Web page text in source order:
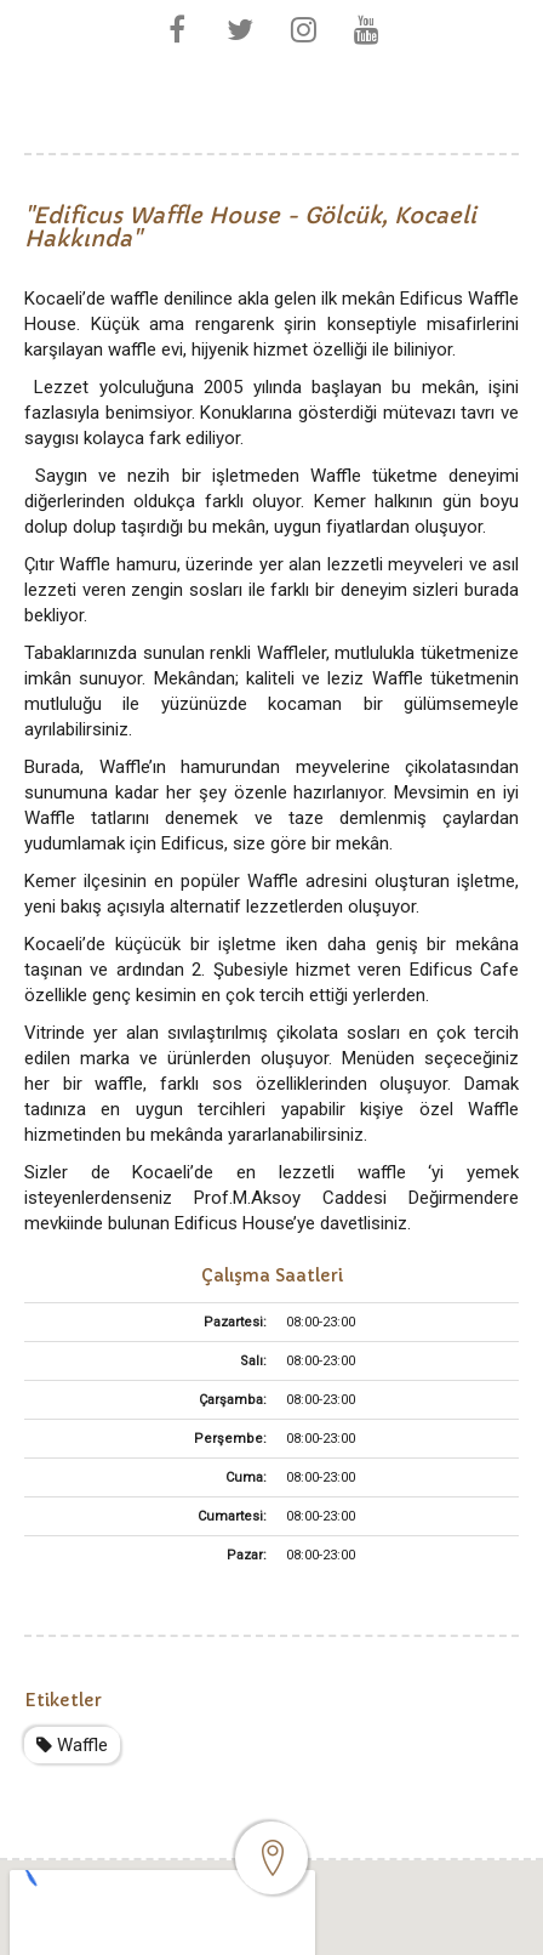
Edificus Waffle House - Gölcük, Kocaeli
Hakkında
Kocaeli’de waffle denilince akla gelen ilk mekân Edificus Waffle
House. Küçük ama rengarenk şirin konseptiyle misafirlerini
karşılayan waffle evi, hijyenik hizmet özelliği ile biliniyor.
Lezzet yolculuğuna 2005 yılında başlayan bu mekân, işini
fazlasıyla benimsiyor. Konuklarına gösterdiği mütevazı tavrı ve
saygısı kolayca fark ediliyor.
Saygın ve nezih bir işletmeden Waffle tüketme deneyimi
diğerlerinden oldukça farklı oluyor. Kemer halkının gün boyu
dolup dolup taşırdığı bu mekân, uygun fiyatlardan oluşuyor.
Çıtır Waffle hamuru, üzerinde yer alan lezzetli meyveleri ve asıl
lezzeti veren zengin sosları ile farklı bir deneyim sizleri burada
bekliyor.
Tabaklarınızda sunulan renkli Waffleler, mutlulukla tüketmenize
imkân sunuyor. Mekândan; kaliteli ve leziz Waffle tüketmenin
mutluluğu ile
yüzünüzde kocaman bir gülümsemeyle
ayrılabilirsiniz.
Burada, Waffle’ın hamurundan meyvelerine çikolatasından
sunumuna kadar her şey özenle hazırlanıyor. Mevsimin en iyi
Waffle tatlarını denemek ve taze demlenmiş çaylardan
yudumlamak için Edificus, size göre bir mekân.
Kemer ilçesinin en popüler Waffle adresini oluşturan işletme,
yeni bakış açısıyla alternatif lezzetlerden oluşuyor.
Kocaeli’de küçücük bir işletme iken daha geniş bir mekâna
taşınan ve ardından 2. Şubesiyle hizmet veren Edificus Cafe
özellikle genç kesimin en çok tercih ettiği yerlerden.
Vitrinde yer alan sıvılaştırılmış çikolata sosları en çok tercih
edilen marka ve ürünlerden oluşuyor. Menüden seçeceğiniz
her bir waffle, farklı sos özelliklerinden oluşuyor. Damak
tadınıza en uygun tercihleri yapabilir kişiye özel Waffle
hizmetinden bu mekânda yararlanabilirsiniz.
Sizler de Kocaeli’de en lezzetli waffle ‘yi yemek
isteyenlerdenseniz Prof.M.Aksoy Caddesi Değirmendere
mevkiinde bulunan Edificus House’ye davetlisiniz.
Çalışma Saatleri
Pazartesi: 08:00-23:00
Salı: 08:00-23:00
Çarşamba: 08:00-23:00
Perşembe: 08:00-23:00
Cuma: 08:00-23:00
Cumartesi: 08:00-23:00
Pazar: 08:00-23:00
Etiketler
Waffle